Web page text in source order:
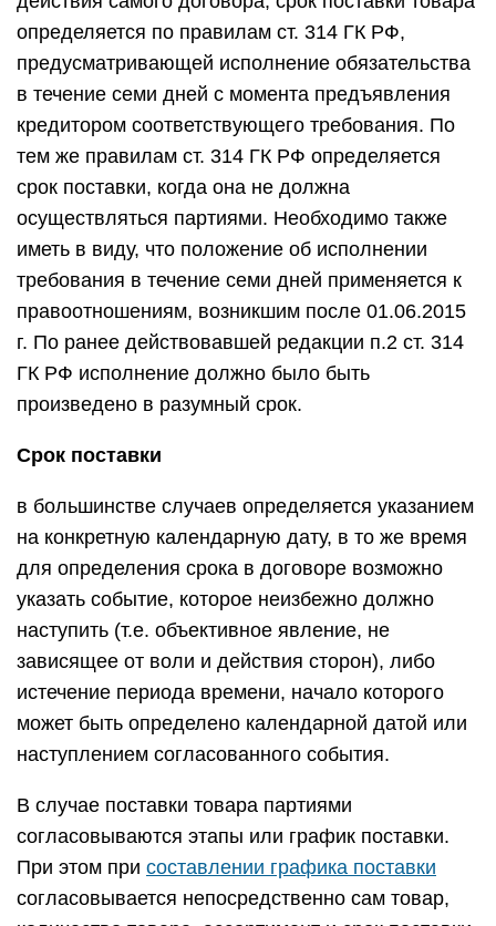
ГК РФ исполнение должно было быть
произведено в разумный срок.
Срок поставки
в большинстве случаев определяется указанием
на конкретную календарную дату, в то же время
для определения срока в договоре возможно
указать событие, которое неизбежно должно
наступить (т.е. объективное явление, не
зависящее от воли и действия сторон), либо
истечение периода времени, начало которого
может быть определено календарной датой или
наступлением согласованного события.
В случае поставки товара партиями
При этом присоставлении графика поставки
согласовывается непосредственно сам товар,
количество товара, ассортимент и срок поставки
каждой партии. В случае невозможности при
заключении договора определить конкретные
сроки поставки устанавливается порядок, в
соответствии с которым определяется срок
поставки каждой партии.
поставляется к строго определенному сроку, при
поставке с нарушением данного срока
покупатель будет считаться утратившим интерес
к товару, в связи с чем он вправе не принимать